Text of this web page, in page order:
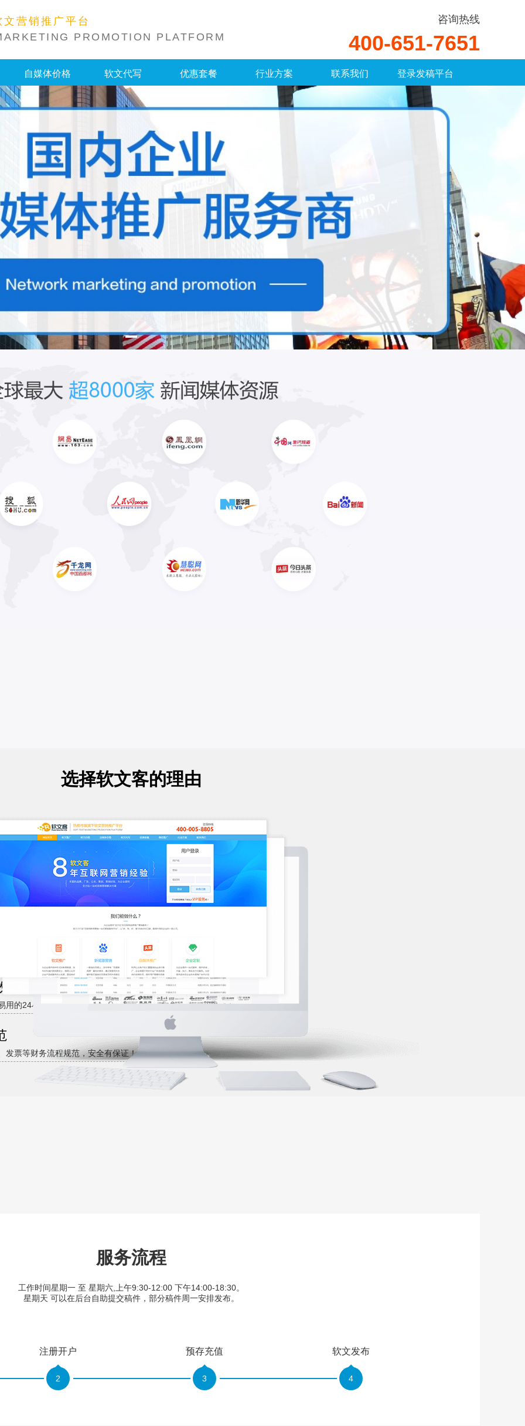
营销推广平台
PROMOTION PLATFORM
咨询热线
400-651-7651
自媒体价格 软文代写 优惠套餐 行业方案 联系我们 登录发稿平台
选择软文客的理由
务5000多企业客户，软文营销专业服务商！
络媒体资源，帮您节省50%以上推广成本！
主流媒体网站，一站式发布，覆盖全网络！
用的24小时发布平台，当天提交当天发布！
发票等财务流程规范，安全有保证！
服务流程
工作时间星期一 至 星期六,上午9:30-12:00 下午14:00-18:30。
星期天 可以在后台自助提交稿件，部分稿件周一安排发布。
注册开户
2
预存充值
3
软文发布
4